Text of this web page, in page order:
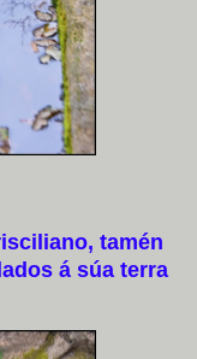
tamén
á súa terra